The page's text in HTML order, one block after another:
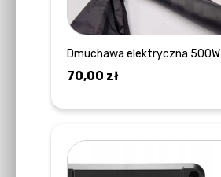
Dmuchawa elektryczna 500W
70,00 zł